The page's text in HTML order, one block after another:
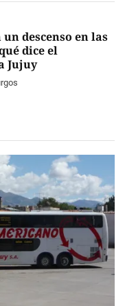
descenso en las
dice el
Jujuy